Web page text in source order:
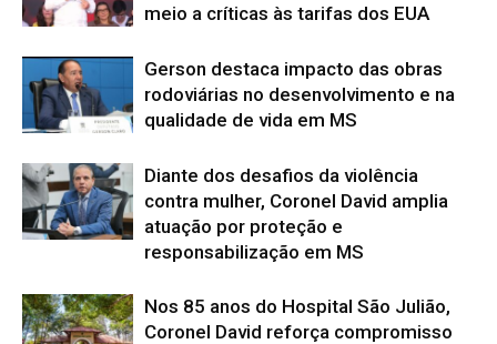
meio a críticas às tarifas dos EUA
Gerson destaca impacto das obras
rodoviárias no desenvolvimento e na
qualidade de vida em MS
Diante dos desafios da violência
contra mulher, Coronel David amplia
atuação por proteção e
responsabilização em MS
Nos 85 anos do Hospital São Julião,
Coronel David reforça compromisso